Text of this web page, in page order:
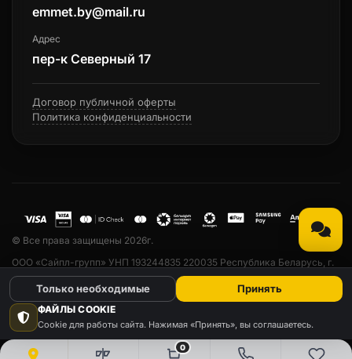
0
emmet.by@mail.ru
Адрес
пер-к Северный 17
Договор публичной оферты
Политика конфиденциальности
© Все права защищены 2026г.
ООО «Сайпл-групп» УНП 193244835 220035 Республика Беларусь, г.
Минск, ул. Тарханова, 13а, пом. 33. Свидетельство о государственной
регистрации № 193244835 от 23.04.2019 выдано Минским
горисполкомом. Дата регистрации в Торговом реестре РБ № 530742
от 24.03.2022 г. Email: emmet.by@mail.ru
ФАЙЛЫ COOKIE
Cookie для работы сайта. Нажимая «Принять», вы соглашаетесь.
Только необходимые Принять